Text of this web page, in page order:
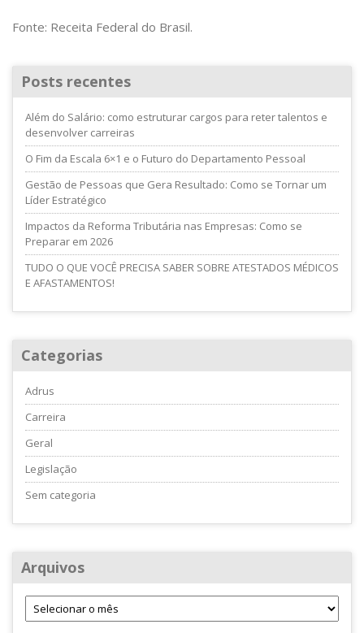
Fonte: Receita Federal do Brasil.
Posts recentes
Além do Salário: como estruturar cargos para reter talentos e
desenvolver carreiras
O Fim da Escala 6×1 e o Futuro do Departamento Pessoal
Gestão de Pessoas que Gera Resultado: Como se Tornar um
Líder Estratégico
Impactos da Reforma Tributária nas Empresas: Como se
Preparar em 2026
TUDO O QUE VOCÊ PRECISA SABER SOBRE ATESTADOS MÉDICOS
E AFASTAMENTOS!
Categorias
Adrus
Carreira
Geral
Legislação
Sem categoria
Arquivos